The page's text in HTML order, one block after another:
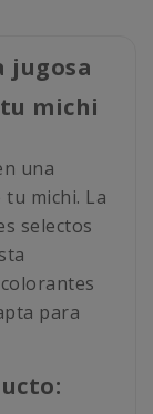
jugosa
michi
una
tu michi. La
selectos
para